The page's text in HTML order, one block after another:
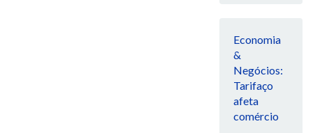
Economia
&
Negócios:
Tarifaço
afeta
comércio